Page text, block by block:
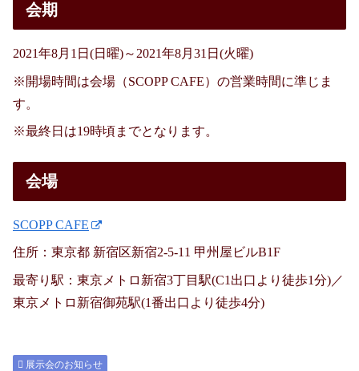
会期
2021年8月1日(日曜)～2021年8月31日(火曜)
※開場時間は会場（SCOPP CAFE）の営業時間に準じま
す。
※最終日は19時頃までとなります。
会場
SCOPP CAFE
住所：東京都 新宿区新宿2-5-11 甲州屋ビルB1F
最寄り駅：東京メトロ新宿3丁目駅(C1出口より徒歩1分)／
東京メトロ新宿御苑駅(1番出口より徒歩4分)
展示会のお知らせ